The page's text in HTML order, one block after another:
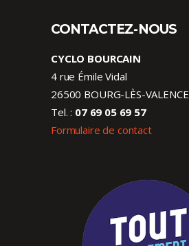
CONTACTEZ-NOUS
CYCLO BOURCAIN
4 rue Émile Vidal
26500 BOURG-LÈS-VALENCE
Tel. : 07 69 05 69 57
Formulaire de contact